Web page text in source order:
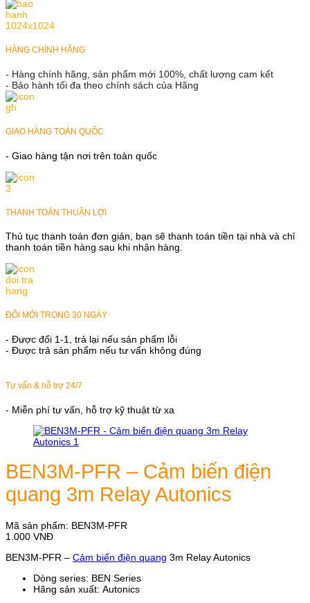
HÀNG CHÍNH HÃNG
- Hàng chính hãng, sản phẩm mới 100%, chất lượng cam kết
- Bảo hành tối đa theo chính sách của Hãng
GIAO HÀNG TOÀN QUỐC
- Giao hàng tận nơi trên toàn quốc
THANH TOÁN THUẬN LỢI
Thủ tục thanh toán đơn giản, bạn sẽ thanh toán tiền tại nhà và chỉ
thanh toán tiền hàng sau khi nhận hàng.
ĐỔI MỚI TRONG 30 NGÀY
- Được đổi 1-1, trả lại nếu sản phẩm lỗi
- Được trả sản phẩm nếu tư vấn không đúng
Tư vấn & hỗ trợ 24/7
- Miễn phí tư vấn, hỗ trợ kỹ thuật từ xa
BEN3M-PFR – Cảm biến điện
quang 3m Relay Autonics
Mã sản phẩm: BEN3M-PFR
1.000 VNĐ
BEN3M-PFR – Cảm biến điện quang 3m Relay Autonics
Dòng series: BEN Series
Hãng sản xuất: Autonics